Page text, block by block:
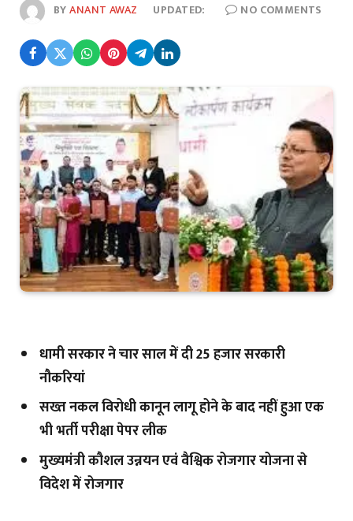
BYANANT AWAZ UPDATED: NO COMMENTS
धामी सरकार ने चार साल में दी 25 हजार सरकारी
नौकरियां
सख्त नकल विरोधी कानून लागू होने के बाद नहीं हुआ एक
भी भर्ती परीक्षा पेपर लीक
मुख्यमंत्री कौशल उन्नयन एवं वैश्विक रोजगार योजना से
विदेश में रोजगार